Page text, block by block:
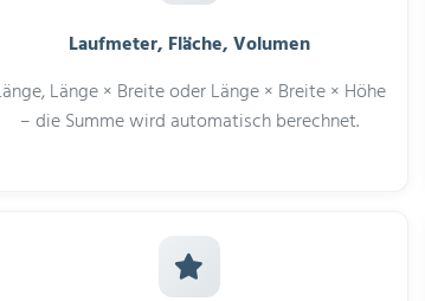
Laufmeter, Fläche, Volumen
Länge × Breite oder Länge × Breite × Höhe
– die Summe wird automatisch berechnet.